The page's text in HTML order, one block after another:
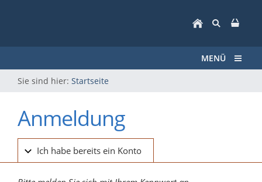
MENÜ
Sie sind hier: Startseite
Anmeldung
Ich habe bereits ein Konto